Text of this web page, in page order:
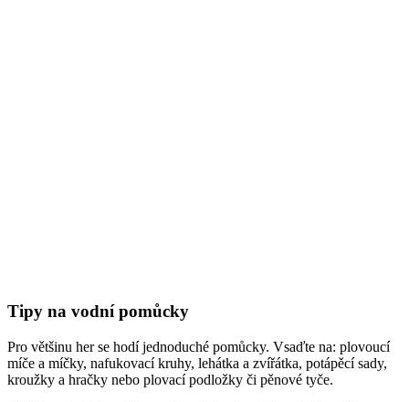
Tipy na vodní pomůcky
Pro většinu her se hodí jednoduché pomůcky. Vsaďte na: plovoucí
míče a míčky, nafukovací kruhy, lehátka a zvířátka, potápěcí sady,
kroužky a hračky nebo plovací podložky či pěnové tyče.